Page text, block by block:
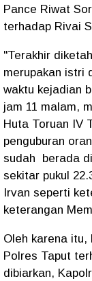
Pance Riwat
terhadap Rivai
"Terakhir
merupakan istri
waktu kejadian
jam 11 malam,
Huta Toruan IV
penguburan
sudah berada
sekitar pukul
Irvan seperti
keterangan
Oleh karena itu,
Polres Taput
dibiarkan,